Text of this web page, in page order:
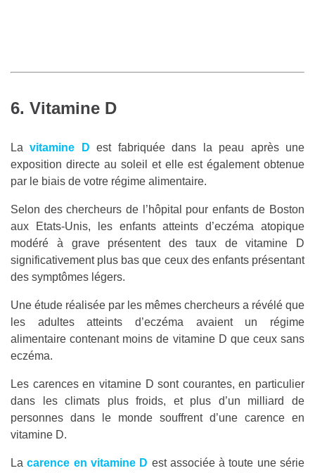
6. Vitamine D
Lavitamine D est fabriquée dans la peau après une
exposition directe au soleil et elle est également obtenue
par le biais de votre régime alimentaire.
Selon des chercheurs de l’hôpital pour enfants de Boston
aux Etats-Unis, les enfants atteints d’eczéma atopique
modéré à grave présentent des taux de vitamine D
significativement plus bas que ceux des enfants présentant
des symptômes légers.
Une étude réalisée par les mêmes chercheurs a révélé que
les adultes atteints d’eczéma avaient un régime
alimentaire contenant moins de vitamine D que ceux sans
eczéma.
Les carences en vitamine D sont courantes, en particulier
dans les climats plus froids, et plus d’un milliard de
personnes dans le monde souffrent d’une carence en
vitamine D.
Lacarence en vitamine D est associée à toute une série